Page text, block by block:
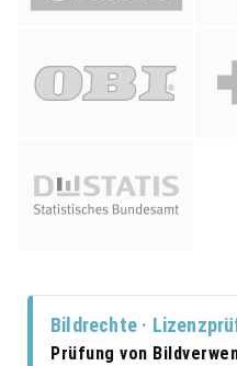
Bildrechte ·
Prüfung von